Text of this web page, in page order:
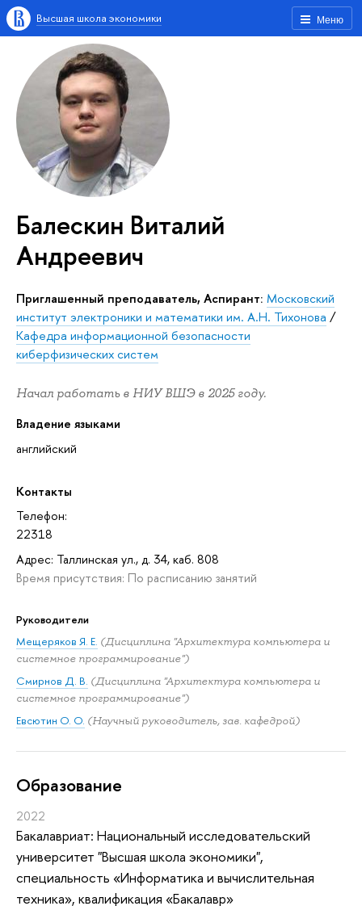
Меню
Высшая школа экономики
Балескин Виталий
Андреевич
Приглашенный преподаватель, Аспирант: Московский
институт электроники и математики им. А.Н. Тихонова /
Кафедра информационной безопасности
киберфизических систем
Начал работать в НИУ ВШЭ в 2025 году.
Владение языками
английский
Контакты
Телефон:
22318
Адрес: Таллинская ул., д. 34, каб. 808
Время присутствия: По расписанию занятий
Руководители
Мещеряков Я. Е. (Дисциплина "Архитектура компьютера и
системное программирование")
Смирнов Д. В. (Дисциплина "Архитектура компьютера и
системное программирование")
Евсютин О. О. (Научный руководитель, зав. кафедрой)
Oбразование
2022
Бакалавриат: Национальный исследовательский
университет "Высшая школа экономики",
специальность «Информатика и вычислительная
техника», квалификация «Бакалавр»